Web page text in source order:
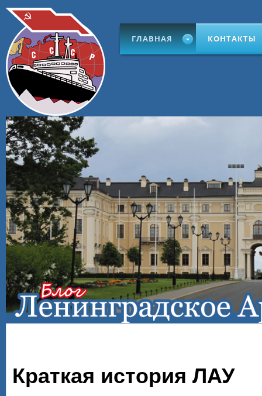
ГЛАВНАЯ КОНТАКТЫ
Краткая история ЛАУ